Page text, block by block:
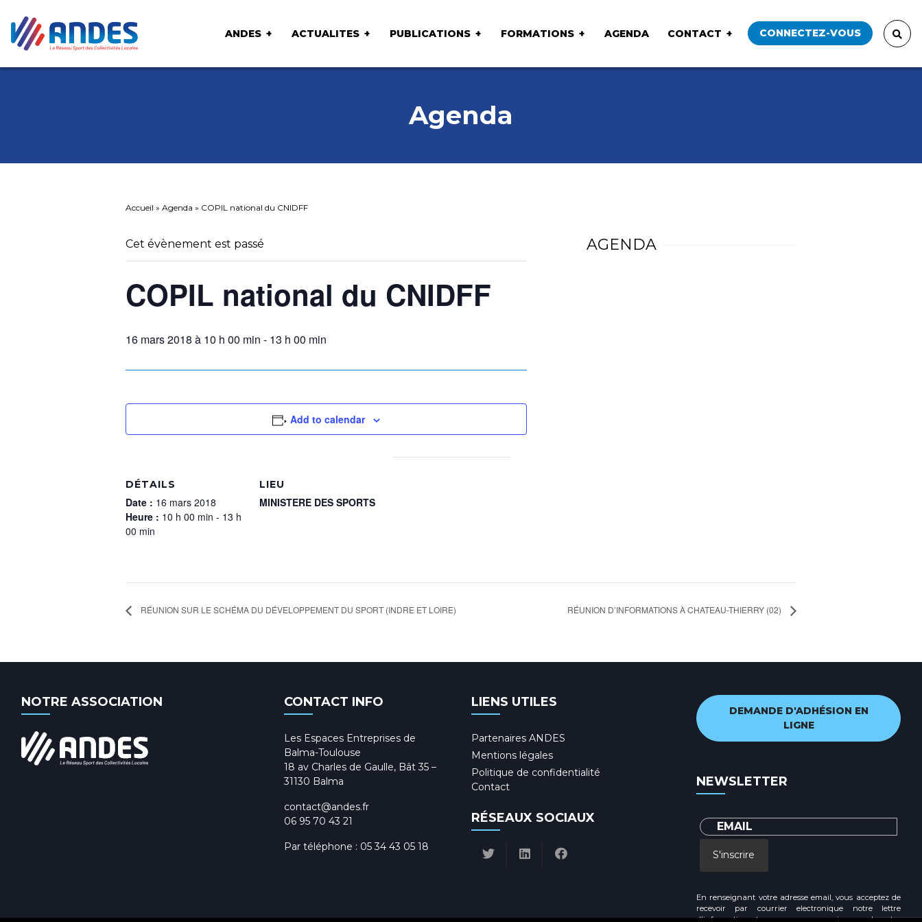
ANDES ACTUALITES PUBLICATIONS FORMATIONS AGENDA CONTACT CONNECTEZ-VOUS
Agenda
Accueil » Agenda » COPIL national du CNIDFF
Cet évènement est passé
COPIL national du CNIDFF
16 mars 2018 à 10 h 00 min - 13 h 00 min
Add to calendar
DÉTAILS
Date : 16 mars 2018
Heure : 10 h 00 min - 13 h
00 min
LIEU
MINISTERE DES SPORTS
AGENDA
RÉUNION SUR LE SCHÉMA DU DÉVELOPPEMENT DU SPORT (INDRE ET LOIRE) RÉUNION D’INFORMATIONS À CHATEAU-THIERRY (02)
NOTRE ASSOCIATION CONTACT INFO
Les Espaces Entreprises de
Balma-Toulouse
18 av Charles de Gaulle, Bât 35 –
31130 Balma
contact@andes.fr
06 95 70 43 21
Par téléphone : 05 34 43 05 18
LIENS UTILES
Partenaires ANDES
Mentions légales
Politique de confidentialité
Contact
RÉSEAUX SOCIAUX
DEMANDE D'ADHÉSION EN
LIGNE
NEWSLETTER
S'inscrire
En renseignant votre adresse email, vous acceptez de
recevoir par courrier electronique notre lettre
d'information et vous prenez connaissance de notre